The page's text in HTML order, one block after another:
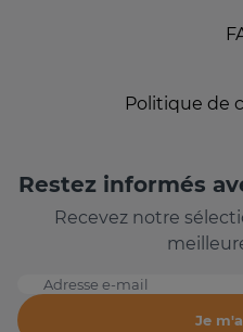
Politique de
Restez informés
Recevez notre
Adresse e-mail
Je